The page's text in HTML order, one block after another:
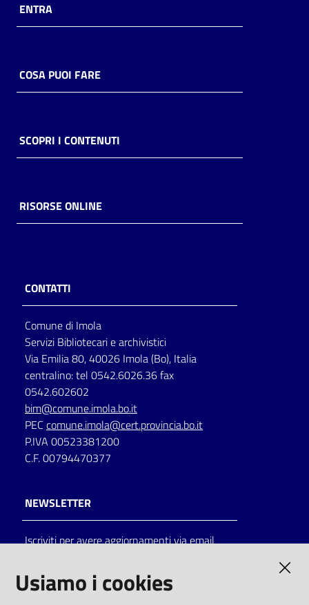
ENTRA
COSA PUOI FARE
SCOPRI I CONTENUTI
RISORSE ONLINE
CONTATTI
Comune di Imola
Servizi Bibliotecari e archivistici
Via Emilia 80, 40026 Imola (Bo), Italia
centralino: tel 0542.6026.36 fax
0542.602602
bim@comune.imola.bo.it
PEC comune.imola@cert.provincia.bo.it
P.IVA 00523381200
C.F. 00794470377
NEWSLETTER
Iscriviti per avere aggiornamenti via email
Usiamo i cookies